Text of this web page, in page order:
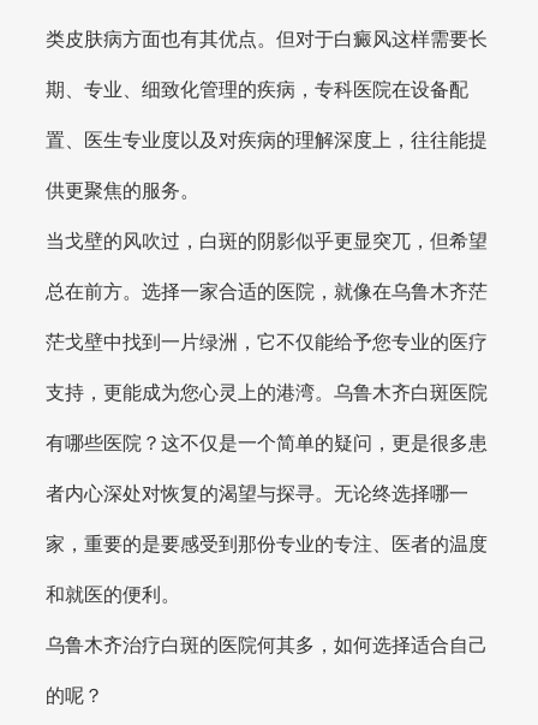
类皮肤病方面也有其优点。但对于白癜风这样需要长
期、专业、细致化管理的疾病，专科医院在设备配
置、医生专业度以及对疾病的理解深度上，往往能提
供更聚焦的服务。
当戈壁的风吹过，白斑的阴影似乎更显突兀，但希望
总在前方。选择一家合适的医院，就像在乌鲁木齐茫
茫戈壁中找到一片绿洲，它不仅能给予您专业的医疗
支持，更能成为您心灵上的港湾。乌鲁木齐白斑医院
有哪些医院？这不仅是一个简单的疑问，更是很多患
者内心深处对恢复的渴望与探寻。无论终选择哪一
家，重要的是要感受到那份专业的专注、医者的温度
和就医的便利。
乌鲁木齐治疗白斑的医院何其多，如何选择适合自己
的呢？